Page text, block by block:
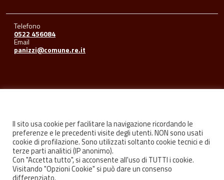
Telefono
0522 456084
Email
panizzi@comune.re.it
FacebookYoutubeInstagram
Il sito usa cookie per facilitare la navigazione ricordando le
preferenze e le precedenti visite degli utenti. NON sono usati
cookie di profilazione. Sono utilizzati soltanto cookie tecnici e di
terze parti analitici (IP anonimo).
Con "Accetta tutto", si acconsente all'uso di TUTTI i cookie.
Visitando "Opzioni Cookie" si può dare un consenso